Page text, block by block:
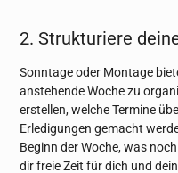
2. Strukturiere
Sonntage oder Montage
anstehende Woche zu
erstellen, welche Termine
Erledigungen gemacht
Beginn der Woche, was
dir freie Zeit für dich und